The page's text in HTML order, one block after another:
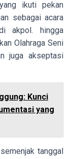
ikuti pekan
sebagai acara
akpol. hingga
Olahraga Seni
juga akseptasi
Kunci
yang
tanggal